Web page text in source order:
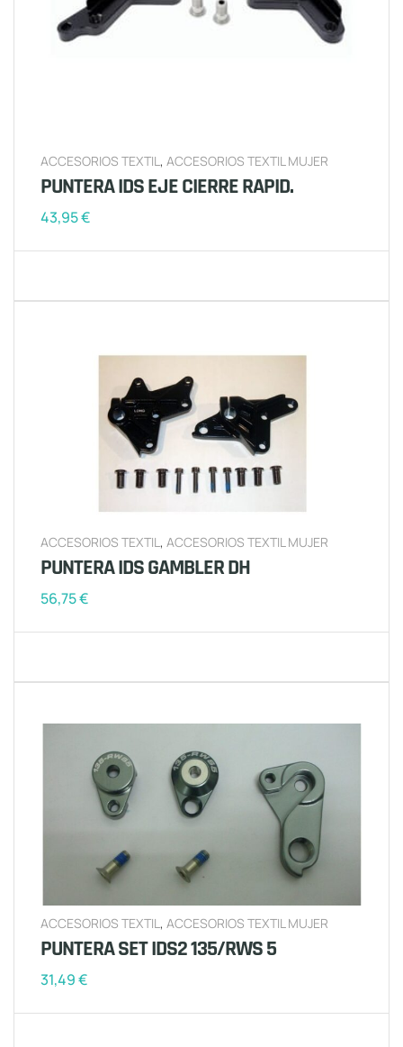
ACCESORIOS TEXTIL, ACCESORIOS TEXTIL MUJER
PUNTERA IDS EJE CIERRE RAPID.
43,95€
ACCESORIOS TEXTIL, ACCESORIOS TEXTIL MUJER
PUNTERA IDS GAMBLER DH
56,75€
ACCESORIOS TEXTIL , ACCESORIOS TEXTIL MUJER
PUNTERA SET IDS2 135/RWS 5
31,49€